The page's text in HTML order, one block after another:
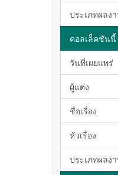
ประเภทผลง
คอลเล็คชันนี้
วันที่เผยแพร่
ผู้แต่ง
ชื่อเรื่อง
หัวเรื่อง
ประเภทผลง